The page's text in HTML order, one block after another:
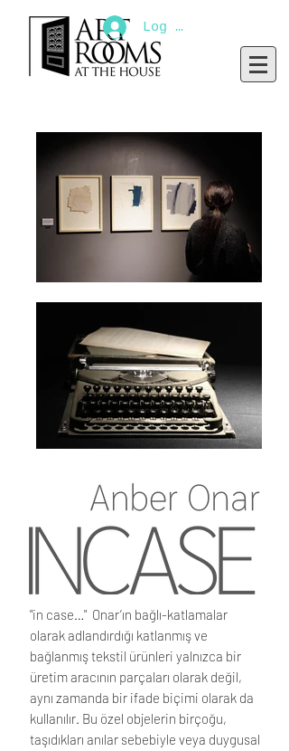
Log In
"in case…" Onar’ın bağlı-katlamalar
olarak adlandırdığı katlanmış ve
bağlanmış tekstil ürünleri yalnızca bir
üretim aracının parçaları olarak değil,
aynı zamanda bir ifade biçimi olarak da
kullanılır. Bu özel objelerin birçoğu,
taşıdıkları anılar sebebiyle veya duygusal